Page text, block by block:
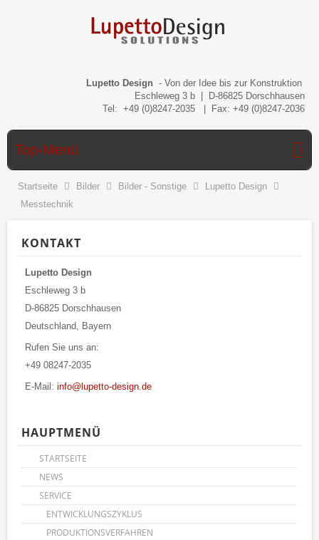
Lupetto Design - Von der Idee bis zur Konstruktion
Eschleweg 3 b | D-86825 Dorschhausen
Tel: +49 (0)8247-2035 | Fax: +49 (0)8247-2036
Top-Menü
Startseite Bilder Bilder - Sonstige
Lupetto Design
Messtechnik
KONTAKT
Lupetto Design
Eschleweg 3 b
D-86825 Dorschhausen
Deutschland, Bayern
Rufen Sie uns an:
+49 08247-2035
E-Mail: info@lupetto-design.de
HAUPTMENÜ
STARTSEITE
NEWS
SERVICE
ENTWICKLUNGSZYKLUS
PRODUKTIONSVERFAHREN